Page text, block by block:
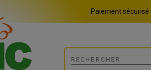
Paiement sécurisé